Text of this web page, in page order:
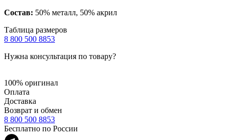
Состав: 50% металл, 50% акрил
Таблица размеров
8 800 500 8853
Нужна консультация по товару?
100% оригинал
Оплата
Доставка
Возврат и обмен
8 800 500 8853
Бесплатно по России